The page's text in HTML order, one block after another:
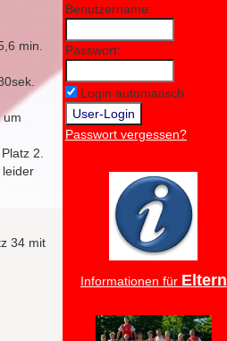
min.
um
2.
34 mit
Benutzername:
Passwort:
Login automatisch
Passwort vergessen?
Informationen für Eltern